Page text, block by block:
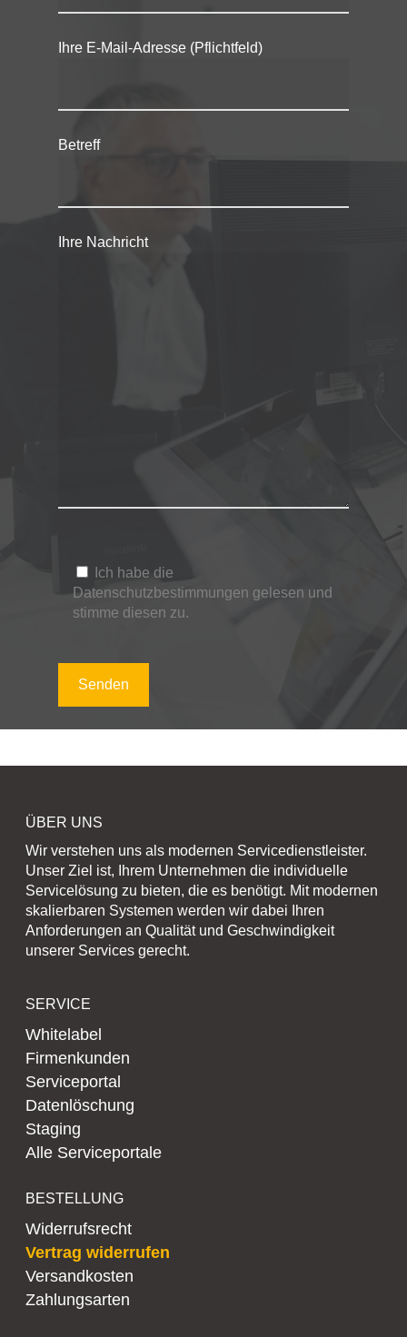
Ihre E-Mail-Adresse (Pflichtfeld)
Betreff
Ihre Nachricht
Ich habe die
Datenschutzbestimmungen gelesen und
stimme diesen zu.
ÜBER UNS
Wir verstehen uns als modernen Servicedienstleister.
Unser Ziel ist, Ihrem Unternehmen die individuelle
Servicelösung zu bieten, die es benötigt. Mit modernen
skalierbaren Systemen werden wir dabei Ihren
Anforderungen an Qualität und Geschwindigkeit
unserer Services gerecht.
SERVICE
Whitelabel
Firmenkunden
Serviceportal
Datenlöschung
Staging
Alle Serviceportale
BESTELLUNG
Widerrufsrecht
Vertrag widerrufen
Versandkosten
Zahlungsarten